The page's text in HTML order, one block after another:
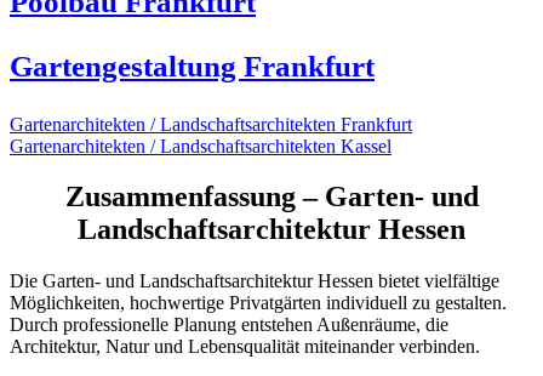
Gartengestaltung Frankfurt
Gartenarchitekten / Landschaftsarchitekten Frankfurt
Gartenarchitekten / Landschaftsarchitekten Kassel
Zusammenfassung – Garten- und
Landschaftsarchitektur Hessen
Die Garten- und Landschaftsarchitektur Hessen bietet vielfältige
Möglichkeiten, hochwertige Privatgärten individuell zu gestalten.
Durch professionelle Planung entstehen Außenräume, die
Architektur, Natur und Lebensqualität miteinander verbinden.